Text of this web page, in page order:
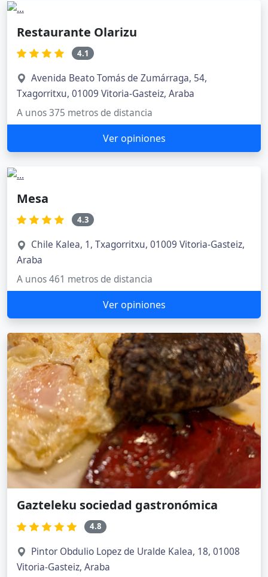
Restaurante Olarizu
4.1
Avenida Beato Tomás de Zumárraga, 54,
Txagorritxu, 01009 Vitoria-Gasteiz, Araba
A unos 375 metros de distancia
Ver opiniones
Mesa
4.3
Chile Kalea, 1, Txagorritxu, 01009 Vitoria-Gasteiz,
Araba
A unos 461 metros de distancia
Ver opiniones
Gazteleku sociedad gastronómica
4.8
Pintor Obdulio Lopez de Uralde Kalea, 18, 01008
Vitoria-Gasteiz, Araba